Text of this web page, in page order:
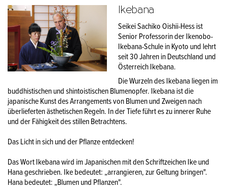
Ikebana
Seikei Sachiko Oishii-Hess ist
Senior Professorin der Ikenobo-
Ikebana-Schule in Kyoto und lehrt
seit 30 Jahren in Deutschland und
Österreich Ikebana.
Die Wurzeln des Ikebana liegen im
buddhistischen und shintoistischen Blumenopfer. Ikebana ist die
japanische Kunst des Arrangements von Blumen und Zweigen nach
überlieferten ästhetischen Regeln. In der Tiefe führt es zu innerer Ruhe
und der Fähigkeit des stillen Betrachtens.
Das Licht in sich und der Pflanze entdecken!
Das Wort Ikebana wird im Japanischen mit den Schriftzeichen Ike und
Hana geschrieben. Ike bedeutet: „arrangieren, zur Geltung bringen".
Hana bedeutet: „Blumen und Pflanzen".